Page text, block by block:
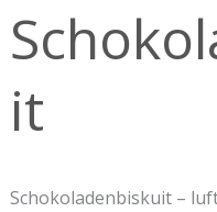
it
Schokoladenbiskuit –